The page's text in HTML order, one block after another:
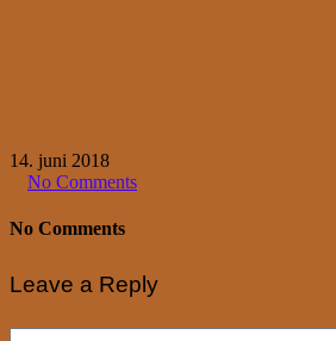
14. juni 2018
No Comments
No Comments
Leave a Reply